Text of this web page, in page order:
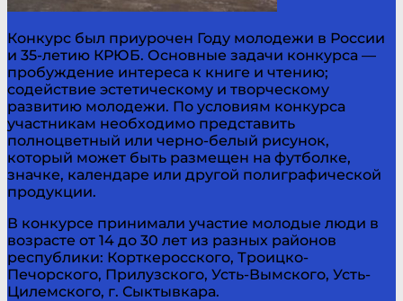
Конкурс был приурочен Году молодежи в России
и 35-летию КРЮБ. Основные задачи конкурса —
пробуждение интереса к книге и чтению;
содействие эстетическому и творческому
развитию молодежи. По условиям конкурса
участникам необходимо представить
полноцветный или черно-белый рисунок,
который может быть размещен на футболке,
значке, календаре или другой полиграфической
продукции.
В конкурсе принимали участие молодые люди в
возрасте от 14 до 30 лет из разных районов
республики: Корткеросского, Троицко-
Печорского, Прилузского, Усть-Вымского, Усть-
Цилемского, г. Сыктывкара.